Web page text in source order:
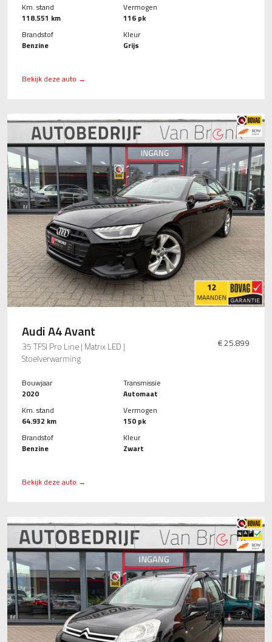
Km. stand
118.551 km
Brandstof
Benzine
Vermogen
116 pk
Kleur
Grijs
Bekijk deze auto →
Audi A4 Avant
35 TFSI Pro Line | Matrix LED |
Stoelverwarming
€ 25.899
Bouwjaar
2020
Km. stand
64.932 km
Brandstof
Benzine
Transmissie
Automaat
Vermogen
150 pk
Kleur
Zwart
Bekijk deze auto →